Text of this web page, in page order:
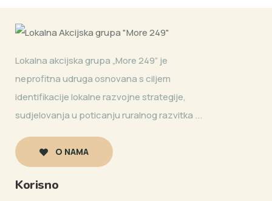
Lokalna akcijska grupa „More 249” je
neprofitna udruga osnovana s ciljem
identifikacije lokalne razvojne strategije,
sudjelovanja u poticanju ruralnog razvitka ...
O NAMA
Korisno